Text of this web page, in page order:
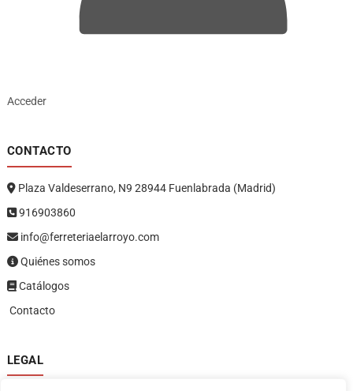
Acceder
CONTACTO
Plaza Valdeserrano, N9 28944 Fuenlabrada (Madrid)
916903860
info@ferreteriaelarroyo.com
Quiénes somos
Catálogos
Contacto
LEGAL